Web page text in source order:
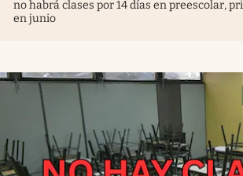
Mundial 2026
El Cronista Studio
Mediakit
abre en nueva pestaña
Argentina
no habrá clases por 14 días en preescolar,
en junio